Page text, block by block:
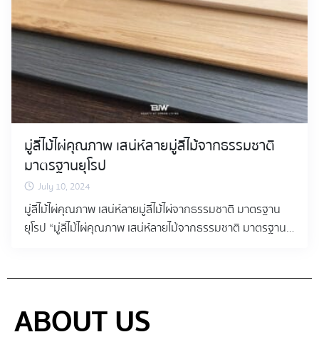
มู่ลี่ไม้ไผ่คุณภาพ เสน่ห์ลายมู่ลี่ไม้จากธรรมชาติ
มาตรฐานยุโรป
July 10, 2024
มู่ลี่ไม้ไผ่คุณภาพ เสน่ห์ลายมู่ลี่ไม้ไผ่จากธรรมชาติ มาตรฐาน
ยุโรป “มู่ลี่ไม้ไผ่คุณภาพ เสน่ห์ลายไม้จากธรรมชาติ มาตรฐาน
เพื่อให้สัมผัสเนื้อไม้ไผ่่ที่เป็นลวดลายจากไม้ธรรมชาติแท้ ๆ ด้วย
การตกแต่งให้สวยงามเป็นธรรมชาติอย่างมีระดับ คุณสมบัติ
ABOUT US